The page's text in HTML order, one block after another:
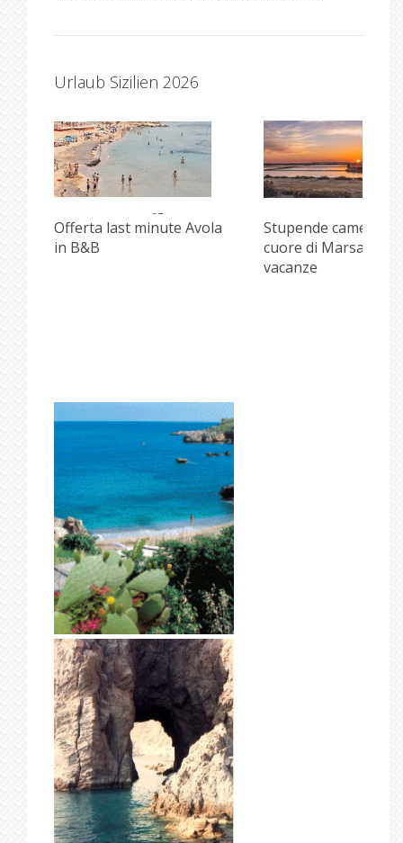
Urlaub Sizilien 2026
Offerta last minute Avola
in B&B
Stupende camere
cuore di Marsala per
vacanze